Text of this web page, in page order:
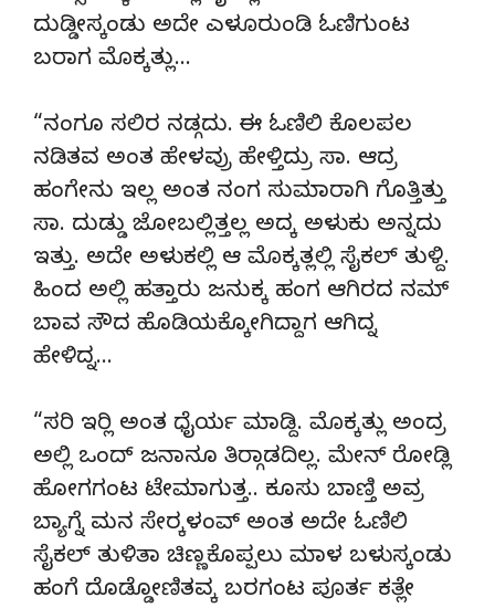
ದುಡ್ಡೀಸ್ಕಂಡು ಅದೇ ಎಳೂರುಂಡಿ ಓಣಿಗುಂಟ
ಬರಾಗ ಮೊಕ್ಕತ್ಲು…
“ನಂಗೂ ಸಲಿರ ನಡ್ಗದು. ಈ ಓಣಿಲಿ ಕೊಲಪಲ
ನಡಿತವ ಅಂತ ಹೇಳವ್ರು ಹೇಳ್ತಿದ್ರು ಸಾ. ಆದ್ರ
ಹಂಗೇನು ಇಲ್ಲ ಅಂತ ನಂಗ ಸುಮಾರಾಗಿ ಗೊತ್ತಿತ್ತು
ಸಾ. ದುಡ್ಡು ಜೋಬಲ್ಲಿತ್ತಲ್ಲ ಅದ್ಕ ಅಳುಕು ಅನ್ನದು
ಇತ್ತು. ಅದೇ ಅಳುಕಲ್ಲಿ ಆ ಮೊಕ್ಕತ್ಲಲ್ಲಿ ಸೈಕಲ್ ತುಳ್ದಿ.
ಹಿಂದ ಅಲ್ಲಿ ಹತ್ತಾರು ಜನುಕ್ಕ ಹಂಗ ಆಗಿರದ ನಮ್
ಬಾವ ಸೌದ ಹೊಡಿಯಕ್ಕೋಗಿದ್ದಾಗ ಆಗಿದ್ನ
ಹೇಳಿದ್ನ…
“ಸರಿ ಇರ‌್ಲಿ ಅಂತ ಧೈರ್ಯ ಮಾಡ್ದಿ. ಮೊಕ್ಕತ್ಲು ಅಂದ್ರ
ಅಲ್ಲಿ ಒಂದ್ ಜನಾನೂ ತಿರ‌್ಗಾಡದಿಲ್ಲ. ಮೇನ್ ರೋಡ್ಲಿ
ಹೋಗಗಂಟ ಟೇಮಾಗುತ್ತ.. ಕೂಸು ಬಾಣ್ತಿ ಅವ್ರ
ಬ್ಯಾಗ್ನೆ ಮನ ಸೇರ‌್ಕಳಂವ್ ಅಂತ ಅದೇ ಓಣಿಲಿ
ಸೈಕಲ್ ತುಳಿತಾ ಚಿಣ್ಣಕೊಪ್ಪಲು ಮಾಳ ಬಳುಸ್ಕಂಡು
ಹಂಗೆ ದೊಡ್ಡೋಣಿತವ್ಕ ಬರಗಂಟ ಪೂರ್ತ ಕತ್ಲೇ